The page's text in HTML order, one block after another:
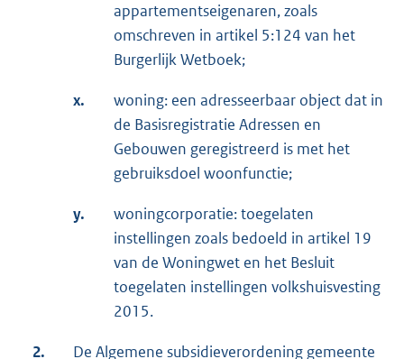
appartementseigenaren, zoals
omschreven in artikel 5:124 van het
Burgerlijk Wetboek;
x.
woning: een adresseerbaar object dat in
de Basisregistratie Adressen en
Gebouwen geregistreerd is met het
gebruiksdoel woonfunctie;
y.
woningcorporatie: toegelaten
instellingen zoals bedoeld in artikel 19
van de Woningwet en het Besluit
toegelaten instellingen volkshuisvesting
2015.
2.
De Algemene subsidieverordening gemeente